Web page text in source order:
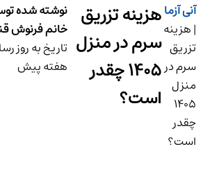
آنی آزما
|هزینه
تزریق
سرم در
منزل
1405
چقدر
است؟
هزینه تزریق
سرم در منزل
1405 چقدر
است؟
نوشته شده
خانم فرنوش
هفته پیش